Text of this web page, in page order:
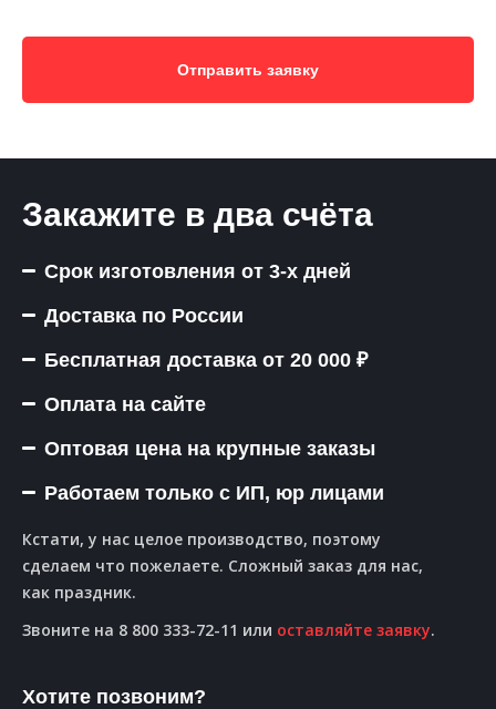
Отправить заявку
Закажите в два счёта
Срок изготовления от 3-х дней
Доставка по России
Бесплатная доставка от 20 000 ₽
Оплата на сайте
Оптовая цена на крупные заказы
Работаем только с ИП, юр лицами
Кстати, у нас целое производство, поэтому
сделаем что пожелаете. Сложный заказ для нас,
как праздник.
Звоните на 8 800 333-72-11 или оставляйте заявку.
Хотите позвоним?